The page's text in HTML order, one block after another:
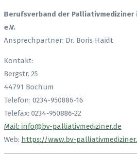
Berufsverband der Palliativmediziner
e.V.
Ansprechpartner: Dr. Boris Haidt
Kontakt:
Bergstr. 25
44791 Bochum
Telefon: 0234-950886-16
Telefax: 0234-950886-22
Mail: info@bv-palliativmediziner.de
Web: https://www.bv-